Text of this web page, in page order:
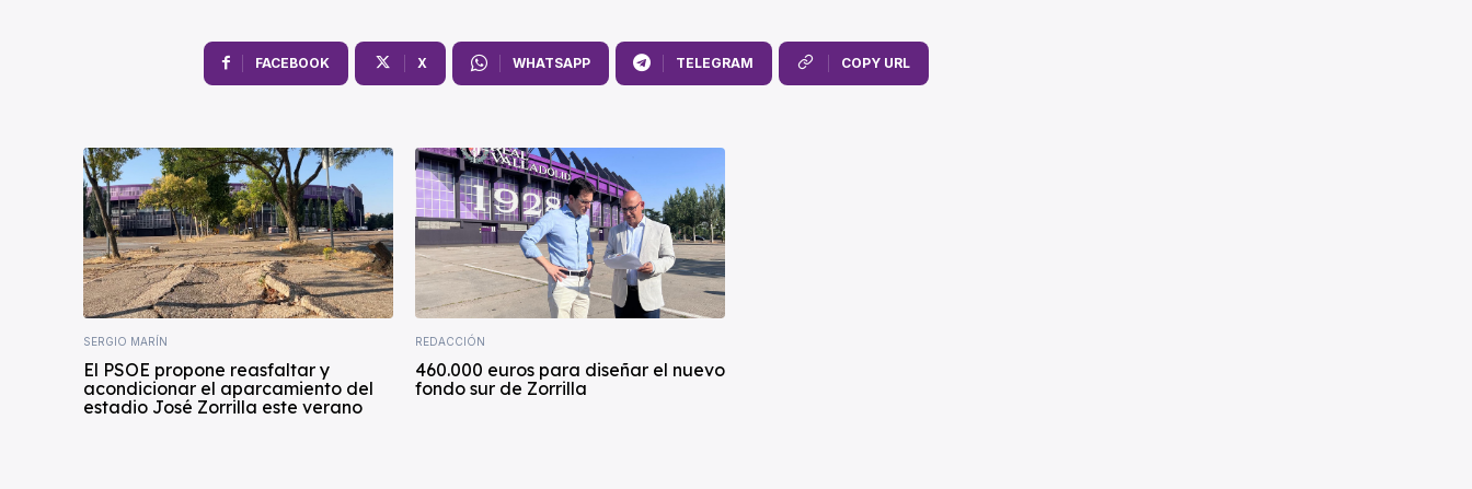
FACEBOOK X WHATSAPP TELEGRAM COPY URL
SERGIO MARÍN
El PSOE propone reasfaltar y
acondicionar el aparcamiento del
estadio José Zorrilla este verano
REDACCIÓN
460.000 euros para diseñar el nuevo
fondo sur de Zorrilla